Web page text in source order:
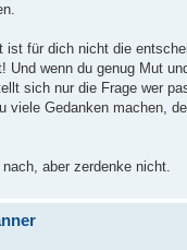
ist für dich nicht die
Und wenn du genug Mut
sich nur die Frage wer
viele Gedanken machen,
aber zerdenke nicht.